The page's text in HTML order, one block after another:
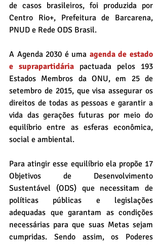
de casos brasileiros, foi produzida por
Centro Rio+, Prefeitura de Barcarena,
PNUD e Rede ODS Brasil.
A Agenda 2030 é uma agenda de estado
e suprapartidária pactuada pelos 193
Estados Membros da ONU, em 25 de
setembro de 2015, que visa assegurar os
direitos de todas as pessoas e garantir a
vida das gerações futuras por meio do
equilíbrio entre as esferas econômica,
social e ambiental.
Para atingir esse equilíbrio ela propõe 17
Objetivos de Desenvolvimento
Sustentável (ODS) que necessitam de
políticas públicas e legislações
adequadas que garantam as condições
necessárias para que suas Metas sejam
cumpridas. Sendo assim, os Poderes